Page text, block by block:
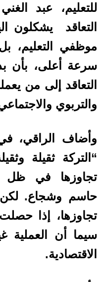
للتعليم، عبد
التعاقد يشكلون
موظفي التعليم،
سرعة أعلى، بأن
التعاقد إلى من
والتربوي
وأضاف الراقي،
“التركة ثقيلة
تجاوزها في ظل
حاسم وشجاع.
تجاوزها، إذا حصلت
سيما أن العملية
الاقتصادية.